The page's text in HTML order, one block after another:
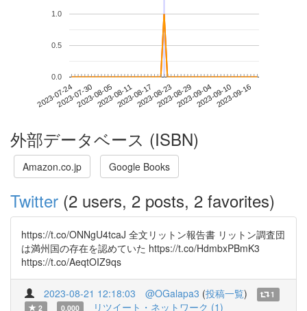
2023-07-242023-07-302023-08-052023-08-112023-08-172023-08-232023-08-292023-09-042023-09-102023-09-16
0.0
0.5
1.0
外部データベース (ISBN)
Amazon.co.jp Google Books
Twitter (2 users, 2 posts, 2 favorites)
https://t.co/ONNgU4tcaJ 全文リットン報告書 リットン調査団
は満州国の存在を認めていた https://t.co/HdmbxPBmK3
https://t.co/AeqtOIZ9qs
2023-08-21 12:18:03 @OGalapa3 (投稿一覧)
1
2
0.000 リツイート・ネットワーク (1)